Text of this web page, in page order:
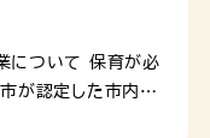
について 保育が必
が認定した市内の